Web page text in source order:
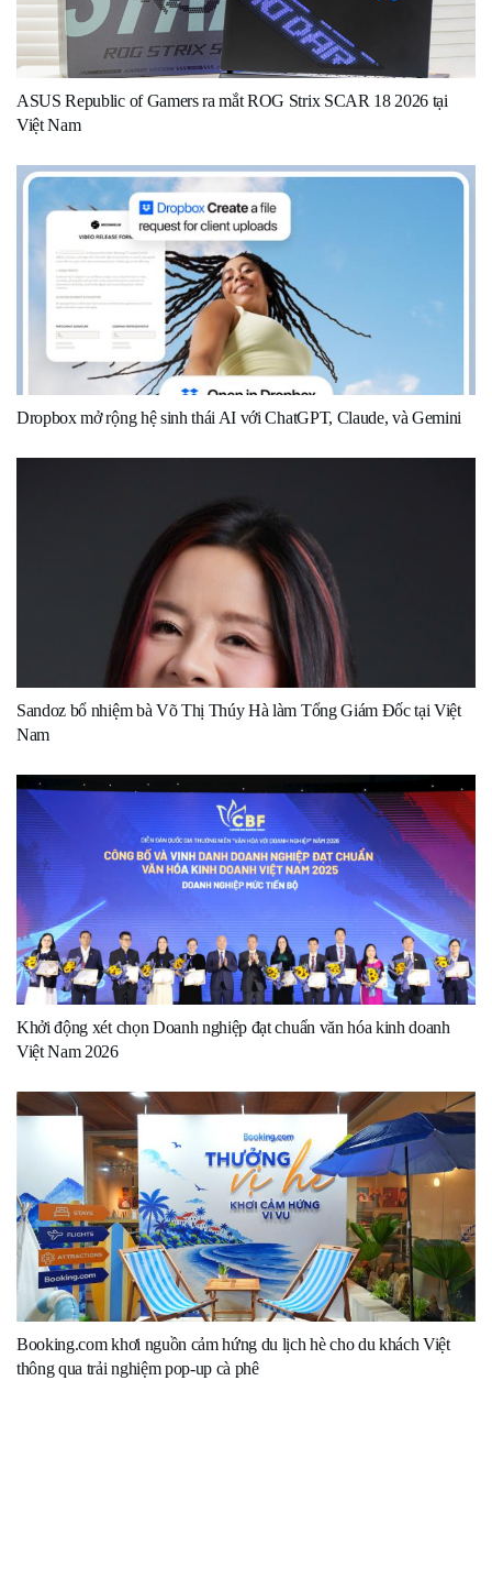
ASUS Republic of Gamers ra mắt ROG Strix SCAR 18 2026 tại
Việt Nam
Dropbox mở rộng hệ sinh thái AI với ChatGPT, Claude, và Gemini
Sandoz bổ nhiệm bà Võ Thị Thúy Hà làm Tổng Giám Đốc tại Việt
Nam
Khởi động xét chọn Doanh nghiệp đạt chuẩn văn hóa kinh doanh
Việt Nam 2026
Booking.com khơi nguồn cảm hứng du lịch hè cho du khách Việt
thông qua trải nghiệm pop-up cà phê